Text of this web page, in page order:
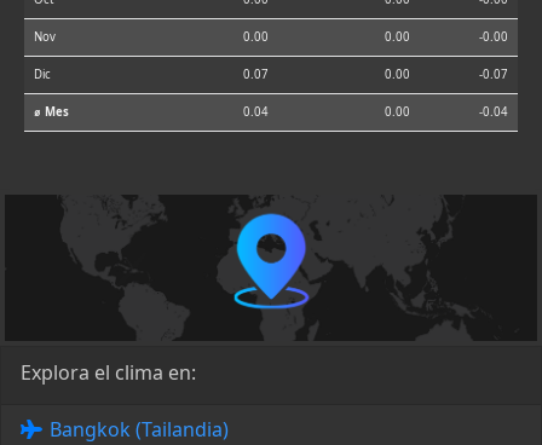
Nov 0.00 0.00 -0.00
Dic 0.07 0.00 -0.07
⌀ Mes 0.04 0.00 -0.04
Explora el clima en:
Bangkok (Tailandia)